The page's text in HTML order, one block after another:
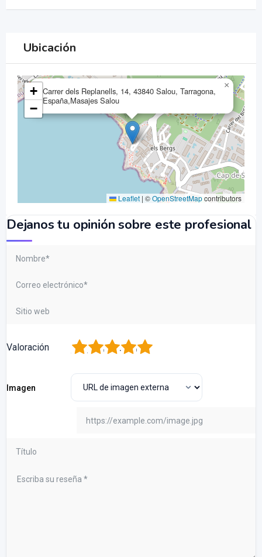
Ubicación
Carrer dels Replanells, 14, 43840 Salou, Tarragona,
España,Masajes Salou
×
+
−
Leaflet | ©OpenStreetMapcontributors
Dejanos tu opinión sobre este profesional
Valoración 5
4
3
2
Imagen